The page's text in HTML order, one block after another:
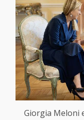
Giorgia Meloni